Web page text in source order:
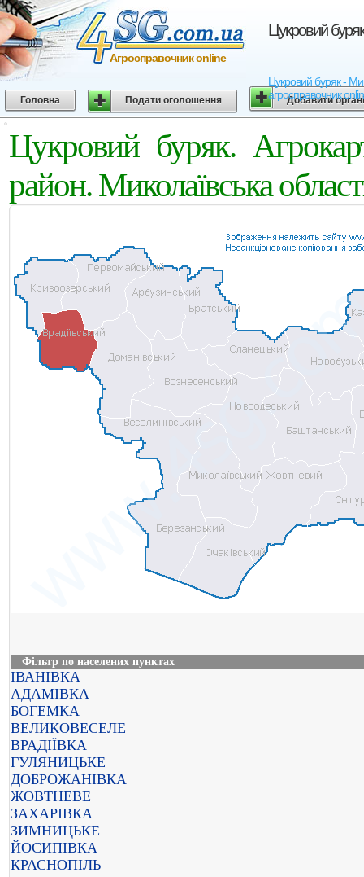
Цукровий
Цукровий буряк -
агросправочник
Агросправочник online
Головна Подати оголошення Добавити
Цукровий буряк.
район. Миколаївська
Фільтр по населених пунктах
ІВАНІВКА
АДАМІВКА
БОГЕМКА
ВЕЛИКОВЕСЕЛЕ
ВРАДІЇВКА
ГУЛЯНИЦЬКЕ
ДОБРОЖАНІВКА
ЖОВТНЕВЕ
ЗАХАРІВКА
ЗИМНИЦЬКЕ
ЙОСИПІВКА
КРАСНОПІЛЬ